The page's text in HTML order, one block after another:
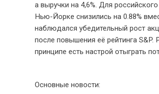
а выручки на 4,6%. Для
Нью-Йорке снизились на 0.88%
наблюдался убедительный рост
после повышения её рейтинга
принципе есть настрой отыграть
Основные новости: